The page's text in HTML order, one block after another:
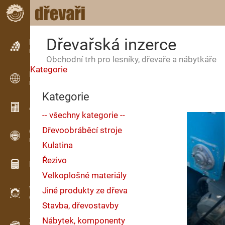
Inzerce
Řádková inzerce
Inzerce
Mezinárodní inzerce
Aktuality / Články
OPTI-TIMB
Pořezová schémata
Dřevařské kalkulačky
WoodProfi
Objem dřeva s AI
Záznamník
Dřevařská inzerce
Obchodní trh pro lesníky, dřevaře a nábytkáře
Kategorie
Kategorie
-- všechny kategorie --
Dřevoobráběcí stroje
Kulatina
Řezivo
Velkoplošné materiály
Jiné produkty ze dřeva
Stavba, dřevostavby
Nábytek, komponenty